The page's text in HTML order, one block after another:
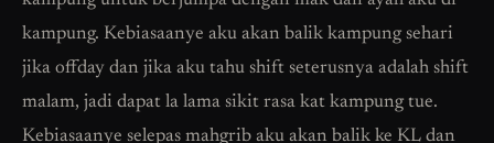
kampung. Kebiasaanye aku akan balik kampung sehari
jika offday dan jika aku tahu shift seterusnya adalah shift
malam, jadi dapat la lama sikit rasa kat kampung tue.
Kebiasaanye selepas mahgrib aku akan balik ke KL dan